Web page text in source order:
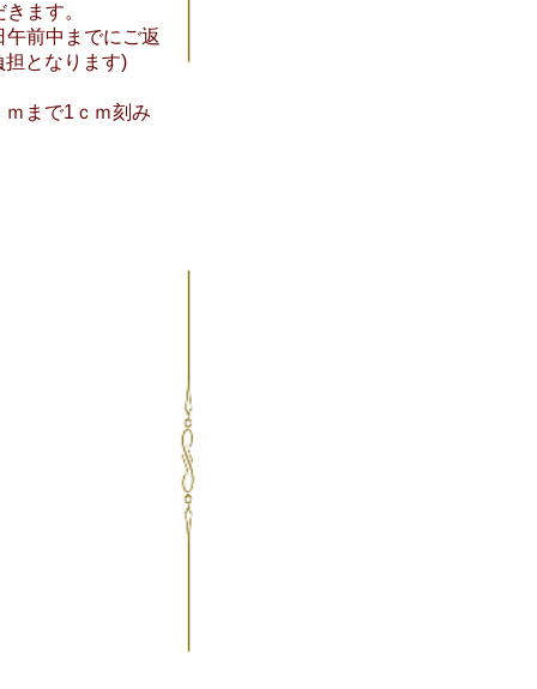
ます。
前中までにご返
となります)
まで1ｃｍ刻み